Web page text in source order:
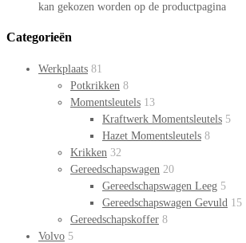
kan gekozen worden op de productpagina
Categorieën
Werkplaats 81
Potkrikken 8
Momentsleutels 13
Kraftwerk Momentsleutels 5
Hazet Momentsleutels 8
Krikken 32
Gereedschapswagen 20
Gereedschapswagen Leeg 5
Gereedschapswagen Gevuld 15
Gereedschapskoffer 8
Volvo 5